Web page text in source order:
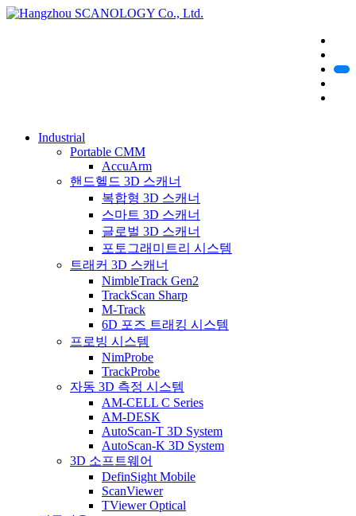
Industrial
Portable CMM
AccuArm
핸드헬드 3D 스캐너
복합형 3D 스캐너
스마트 3D 스캐너
글로벌 3D 스캐너
포토그래미트리 시스템
트래커 3D 스캐너
NimbleTrack Gen2
TrackScan Sharp
M-Track
6D 포즈 트래킹 시스템
프로빙 시스템
NimProbe
TrackProbe
자동 3D 측정 시스템
AM-CELL C Series
AM-DESK
AutoScan-T 3D System
AutoScan-K 3D System
3D 소프트웨어
DefinSight Mobile
ScanViewer
TViewer Optical